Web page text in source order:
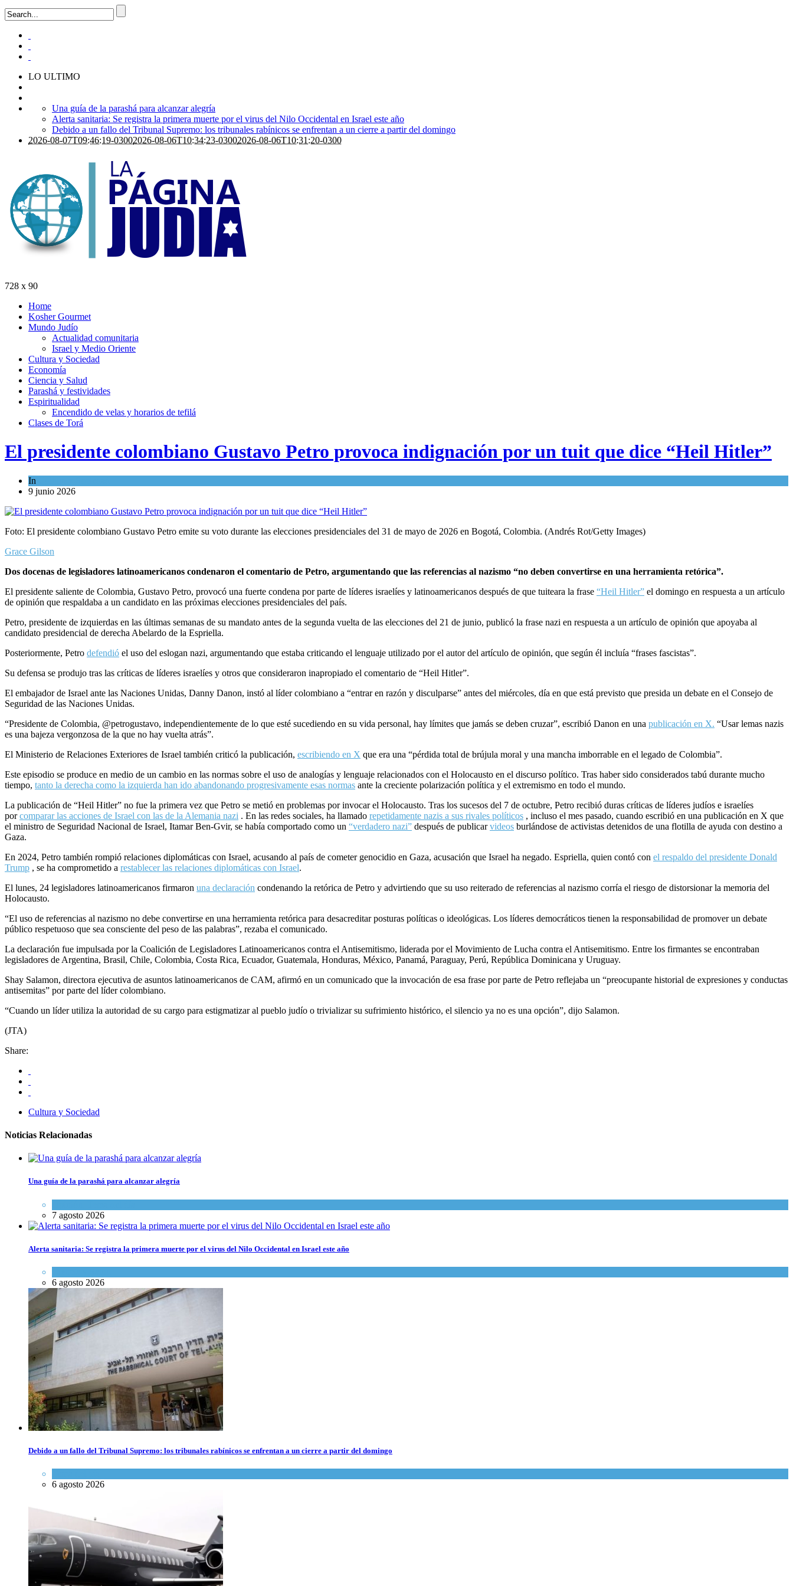
LO ULTIMO
Una guía de la parashá para alcanzar alegría
Alerta sanitaria: Se registra la primera muerte por el virus del Nilo Occidental en Israel este año
Debido a un fallo del Tribunal Supremo: los tribunales rabínicos se enfrentan a un cierre a partir del domingo
2026-08-07T09:46:19-03002026-08-06T10:34:23-03002026-08-06T10:31:20-0300
728 x 90
Home
Kosher Gourmet
Mundo Judío
Actualidad comunitaria
Israel y Medio Oriente
Cultura y Sociedad
Economía
Ciencia y Salud
Parashá y festividades
Espiritualidad
Encendido de velas y horarios de tefilá
Clases de Torá
El presidente colombiano Gustavo Petro provoca indignación por un tuit que dice “Heil Hitler”
In
9 junio 2026
Foto: El presidente colombiano Gustavo Petro emite su voto durante las elecciones presidenciales del 31 de mayo de 2026 en Bogotá, Colombia. (Andrés Rot/Getty Images)
Grace Gilson
Dos docenas de legisladores latinoamericanos condenaron el comentario de Petro, argumentando que las referencias al nazismo “no deben convertirse en una herramienta retórica”.
El presidente saliente de Colombia, Gustavo Petro, provocó una fuerte condena por parte de líderes israelíes y latinoamericanos después de que tuiteara la frase “Heil Hitler” el domingo en respuesta a un artículo
de opinión que respaldaba a un candidato en las próximas elecciones presidenciales del país.
Petro, presidente de izquierdas en las últimas semanas de su mandato antes de la segunda vuelta de las elecciones del 21 de junio, publicó la frase nazi en respuesta a un artículo de opinión que apoyaba al
candidato presidencial de derecha Abelardo de la Espriella.
Posteriormente, Petro defendió el uso del eslogan nazi, argumentando que estaba criticando el lenguaje utilizado por el autor del artículo de opinión, que según él incluía “frases fascistas”.
Su defensa se produjo tras las críticas de líderes israelíes y otros que consideraron inapropiado el comentario de “Heil Hitler”.
El embajador de Israel ante las Naciones Unidas, Danny Danon, instó al líder colombiano a “entrar en razón y disculparse” antes del miércoles, día en que está previsto que presida un debate en el Consejo de
Seguridad de las Naciones Unidas.
“Presidente de Colombia, @petrogustavo, independientemente de lo que esté sucediendo en su vida personal, hay límites que jamás se deben cruzar”, escribió Danon en una publicación en X. “Usar lemas nazis
es una bajeza vergonzosa de la que no hay vuelta atrás”.
El Ministerio de Relaciones Exteriores de Israel también criticó la publicación, escribiendo en X que era una “pérdida total de brújula moral y una mancha imborrable en el legado de Colombia”.
Este episodio se produce en medio de un cambio en las normas sobre el uso de analogías y lenguaje relacionados con el Holocausto en el discurso político. Tras haber sido considerados tabú durante mucho
tiempo, tanto la derecha como la izquierda han ido abandonando progresivamente esas normas ante la creciente polarización política y el extremismo en todo el mundo.
La publicación de “Heil Hitler” no fue la primera vez que Petro se metió en problemas por invocar el Holocausto. Tras los sucesos del 7 de octubre, Petro recibió duras críticas de líderes judíos e israelíes
porcomparar las acciones de Israel con las de la Alemania nazi . En las redes sociales, ha llamado repetidamente nazis a sus rivales políticos , incluso el mes pasado, cuando escribió en una publicación en X que
el ministro de Seguridad Nacional de Israel, Itamar Ben-Gvir, se había comportado como un “verdadero nazi” después de publicarvideos burlándose de activistas detenidos de una flotilla de ayuda con destino a
Gaza.
En 2024, Petro también rompió relaciones diplomáticas con Israel, acusando al país de cometer genocidio en Gaza, acusación que Israel ha negado. Espriella, quien contó con el respaldo del presidente Donald
Trump , se ha comprometido a restablecer las relaciones diplomáticas con Israel.
El lunes, 24 legisladores latinoamericanos firmaron una declaración condenando la retórica de Petro y advirtiendo que su uso reiterado de referencias al nazismo corría el riesgo de distorsionar la memoria del
Holocausto.
“El uso de referencias al nazismo no debe convertirse en una herramienta retórica para desacreditar posturas políticas o ideológicas. Los líderes democráticos tienen la responsabilidad de promover un debate
público respetuoso que sea consciente del peso de las palabras”, rezaba el comunicado.
La declaración fue impulsada por la Coalición de Legisladores Latinoamericanos contra el Antisemitismo, liderada por el Movimiento de Lucha contra el Antisemitismo. Entre los firmantes se encontraban
legisladores de Argentina, Brasil, Chile, Colombia, Costa Rica, Ecuador, Guatemala, Honduras, México, Panamá, Paraguay, Perú, República Dominicana y Uruguay.
Shay Salamon, directora ejecutiva de asuntos latinoamericanos de CAM, afirmó en un comunicado que la invocación de esa frase por parte de Petro reflejaba un “preocupante historial de expresiones y conductas
antisemitas” por parte del líder colombiano.
“Cuando un líder utiliza la autoridad de su cargo para estigmatizar al pueblo judío o trivializar su sufrimiento histórico, el silencio ya no es una opción”, dijo Salamon.
(JTA)
Share:
Cultura y Sociedad
Noticias Relacionadas
Una guía de la parashá para alcanzar alegría
7 agosto 2026
Alerta sanitaria: Se registra la primera muerte por el virus del Nilo Occidental en Israel este año
6 agosto 2026
Debido a un fallo del Tribunal Supremo: los tribunales rabínicos se enfrentan a un cierre a partir del domingo
6 agosto 2026